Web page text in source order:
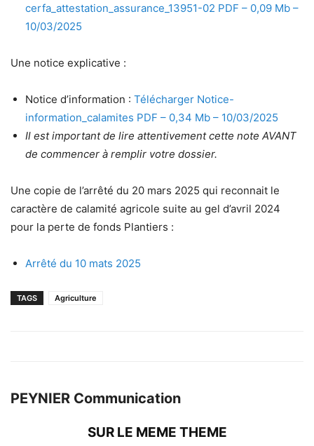
cerfa_attestation_assurance_13951-02 PDF – 0,09 Mb –
10/03/2025
Une notice explicative :
Notice d’information : Télécharger Notice-
information_calamites PDF – 0,34 Mb – 10/03/2025
Il est important de lire attentivement cette note AVANT
de commencer à remplir votre dossier.
Une copie de l’arrêté du 20 mars 2025 qui reconnait le
caractère de calamité agricole suite au gel d’avril 2024
pour la perte de fonds Plantiers :
Arrêté du 10 mats 2025
TAGS Agriculture
PEYNIER Communication
SUR LE MEME THEME